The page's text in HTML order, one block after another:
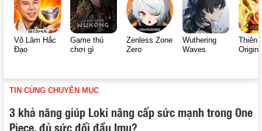
Võ Lâm Hắc
Đạo
Game thủ
chơi gì
Zenless Zone
Zero
Wuthering
Waves
Thiên
Origin
TIN CÙNG CHUYÊN MỤC
3 khả năng giúp Loki nâng cấp sức mạnh trong One
Piece, đủ sức đối đầu Imu?